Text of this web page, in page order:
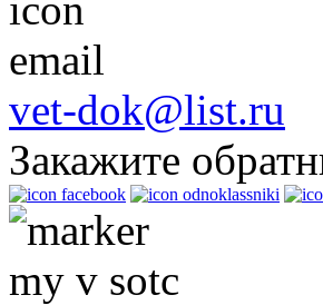
vet-dok@list.ru
Закажите